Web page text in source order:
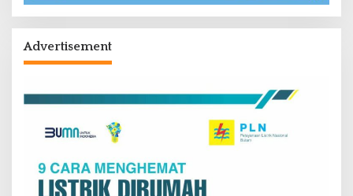
Advertisement